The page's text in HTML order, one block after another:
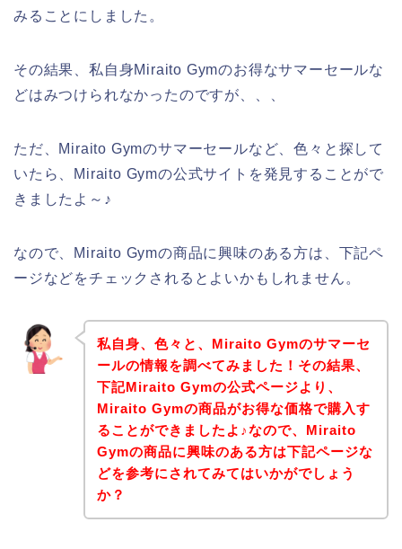
みることにしました。
その結果、私自身Miraito Gymのお得なサマーセールな
どはみつけられなかったのですが、、、
ただ、Miraito Gymのサマーセールなど、色々と探して
いたら、Miraito Gymの公式サイトを発見することがで
きましたよ～♪
なので、Miraito Gymの商品に興味のある方は、下記ペ
ージなどをチェックされるとよいかもしれません。
私自身、色々と、Miraito Gymのサマーセ
ールの情報を調べてみました！その結果、
下記Miraito Gymの公式ページより、
Miraito Gymの商品がお得な価格で購入す
ることができましたよ♪なので、Miraito
Gymの商品に興味のある方は下記ページな
どを参考にされてみてはいかがでしょう
か？